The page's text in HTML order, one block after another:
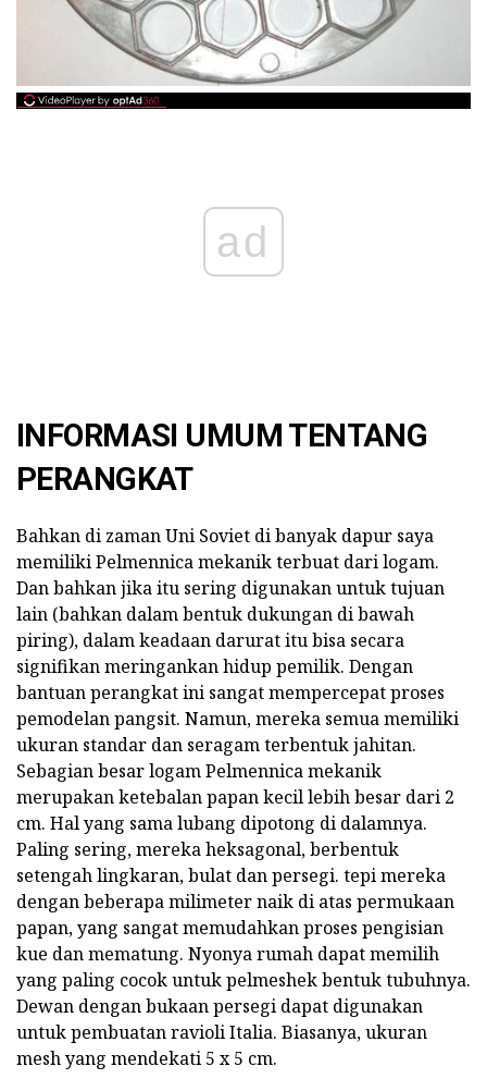
ad
INFORMASI UMUM TENTANG
PERANGKAT
Bahkan di zaman Uni Soviet di banyak dapur saya
memiliki Pelmennica mekanik terbuat dari logam.
Dan bahkan jika itu sering digunakan untuk tujuan
lain (bahkan dalam bentuk dukungan di bawah
piring), dalam keadaan darurat itu bisa secara
signifikan meringankan hidup pemilik. Dengan
bantuan perangkat ini sangat mempercepat proses
pemodelan pangsit. Namun, mereka semua memiliki
ukuran standar dan seragam terbentuk jahitan.
Sebagian besar logam Pelmennica mekanik
merupakan ketebalan papan kecil lebih besar dari 2
cm. Hal yang sama lubang dipotong di dalamnya.
Paling sering, mereka heksagonal, berbentuk
setengah lingkaran, bulat dan persegi. tepi mereka
dengan beberapa milimeter naik di atas permukaan
papan, yang sangat memudahkan proses pengisian
kue dan mematung. Nyonya rumah dapat memilih
yang paling cocok untuk pelmeshek bentuk tubuhnya.
Dewan dengan bukaan persegi dapat digunakan
untuk pembuatan ravioli Italia. Biasanya, ukuran
mesh yang mendekati 5 x 5 cm.